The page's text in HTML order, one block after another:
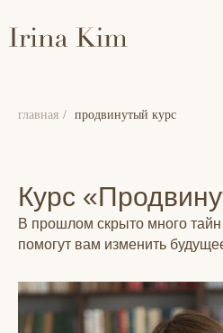
главная / продвинутый курс
Курс
В прошлом скрыто много
помогут вам изменить